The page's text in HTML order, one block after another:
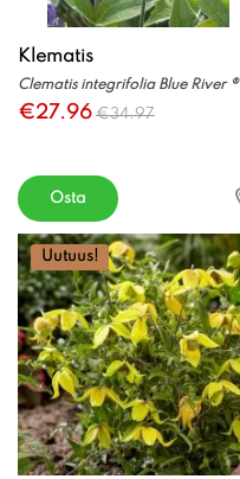
Klematis
Clematis integrifolia Blue River ®
€27.96 €34.97
Osta
Uutuus!